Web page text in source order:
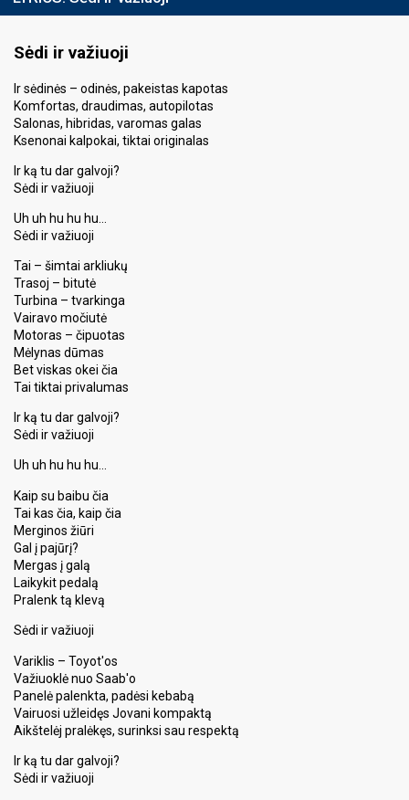
Sėdi ir važiuoji
Ir sėdinės – odinės, pakeistas kapotas
Komfortas, draudimas, autopilotas
Salonas, hibridas, varomas galas
Ksenonai kalpokai, tiktai originalas
Ir ką tu dar galvoji?
Sėdi ir važiuoji
Uh uh hu hu hu…
Sėdi ir važiuoji
Tai – šimtai arkliukų
Trasoj – bitutė
Turbina – tvarkinga
Vairavo močiutė
Motoras – čipuotas
Mėlynas dūmas
Bet viskas okei čia
Tai tiktai privalumas
Ir ką tu dar galvoji?
Sėdi ir važiuoji
Uh uh hu hu hu…
Kaip su baibu čia
Tai kas čia, kaip čia
Merginos žiūri
Gal į pajūrį?
Mergas į galą
Laikykit pedalą
Pralenk tą klevą
Sėdi ir važiuoji
Variklis – Toyot'os
Važiuoklė nuo Saab'o
Panelė palenkta, padėsi kebabą
Vairuosi užleidęs Jovani kompaktą
Aikštelėj pralėkęs, surinksi sau reѕpektą
Ir ką tu dar galvoji?
Sėdi ir važiuoji